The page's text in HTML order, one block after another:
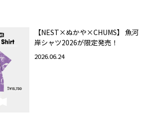
【NEST×ぬかや×CHUMS】 魚河
岸シャツ2026が限定発売！
2026.06.24